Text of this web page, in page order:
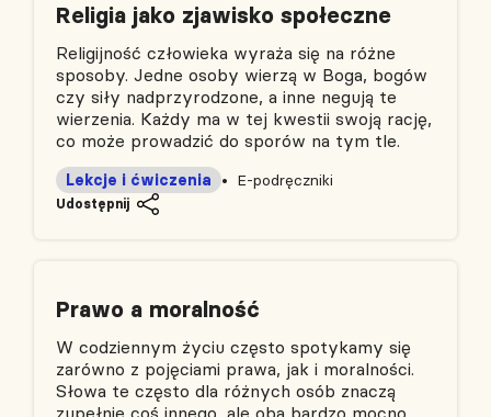
Religia jako zjawisko społeczne
Religijność człowieka wyraża się na różne
sposoby. Jedne osoby wierzą w Boga, bogów
czy siły nadprzyrodzone, a inne negują te
wierzenia. Każdy ma w tej kwestii swoją rację,
co może prowadzić do sporów na tym tle.
E-podręczniki
Lekcje i ćwiczenia
Udostępnij
Prawo a moralność
W codziennym życiu często spotykamy się
zarówno z pojęciami prawa, jak i moralności.
Słowa te często dla różnych osób znaczą
zupełnie coś innego, ale oba bardzo mocno